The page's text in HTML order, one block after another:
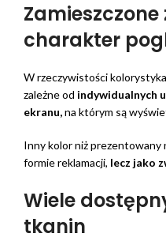
charakter
W rzeczywistości
zależne od indywidualnych
ekranu,na którym są
Inny kolor niż prezentowany
formie reklamacji, lecz jako
Wiele
tkanin